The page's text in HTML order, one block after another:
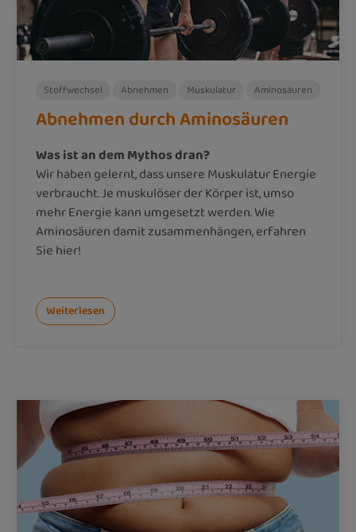
Stoffwechsel Abnehmen Muskulatur Aminosäuren
Abnehmen durch Aminosäuren
Was ist an dem Mythos dran?
Wir haben gelernt, dass unsere Muskulatur Energie
verbraucht. Je muskulöser der Körper ist, umso
mehr Energie kann umgesetzt werden. Wie
Aminosäuren damit zusammenhängen, erfahren
Sie hier!
Weiterlesen